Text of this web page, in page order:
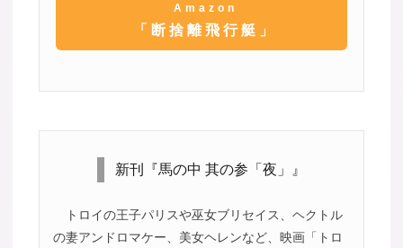
Amazon
「断捨離飛行艇」
新刊『馬の中 其の参「夜」』
トロイの王子パリスや巫女ブリセイス、ヘクトル
の妻アンドロマケー、美女ヘレンなど、映画「トロ